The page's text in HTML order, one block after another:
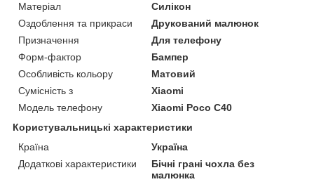
Матеріал
Силікон
Оздоблення та прикраси
Друкований малюнок
Призначення
Для телефону
Форм-фактор
Бампер
Особливість кольору
Матовий
Сумісність з
Xiaomi
Модель телефону
Xiaomi Poco C40
Користувальницькі характеристики
Країна
Україна
Додаткові характеристики
Бічні грані чохла без
малюнка